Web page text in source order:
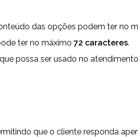
das opções podem ter no
ter no máximo 72 caracteres.
possa ser usado no
que o cliente responda